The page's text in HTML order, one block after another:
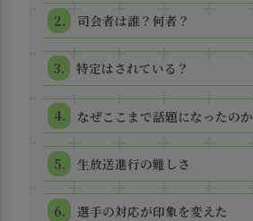
司会者は誰？何者？
特定はされている？
なぜここまで話題になったのか
生放送進行の難しさ
選手の対応が印象を変えた